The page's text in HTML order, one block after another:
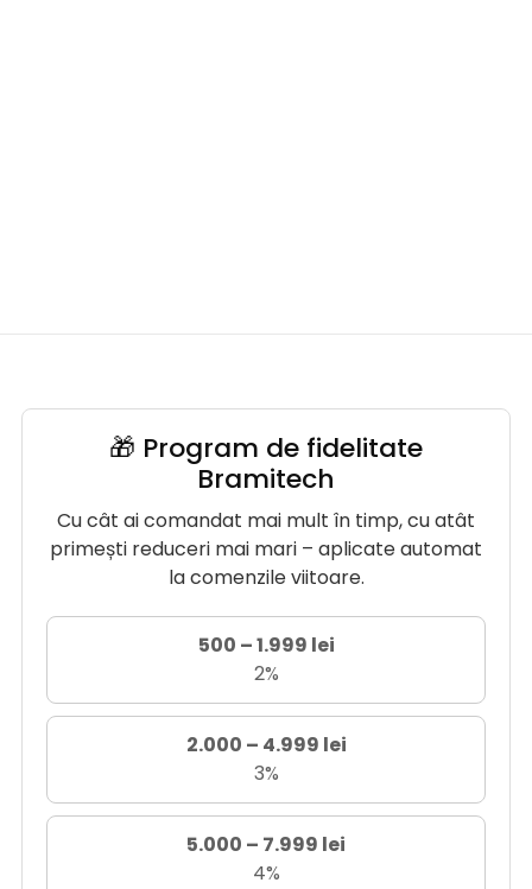
🎁 Program de fidelitate
Bramitech
Cu cât ai comandat mai mult în timp, cu atât
primești reduceri mai mari – aplicate automat
la comenzile viitoare.
500 – 1.999 lei
2%
2.000 – 4.999 lei
3%
5.000 – 7.999 lei
4%